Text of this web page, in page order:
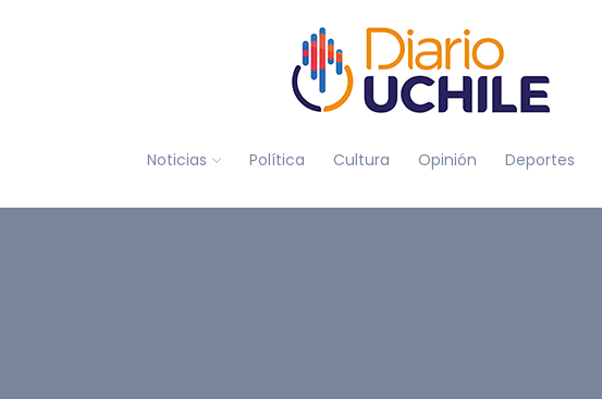
Noticias Política Cultura Opinión Deportes